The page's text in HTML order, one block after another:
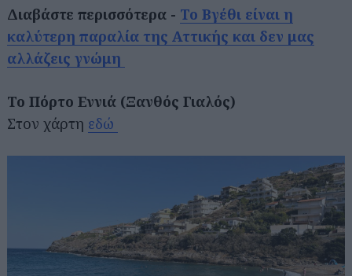
Διαβάστε περισσότερα - Το Βγέθι είναι η
καλύτερη παραλία της Αττικής και δεν μας
αλλάζεις γνώμη
Το Πόρτο Εννιά (Ξανθός Γιαλός)
Στον χάρτη εδώ